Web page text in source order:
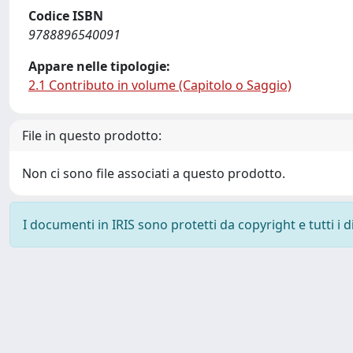
Codice ISBN
9788896540091
Appare nelle tipologie:
2.1 Contributo in volume (Capitolo o Saggio)
File in questo prodotto:
Non ci sono file associati a questo prodotto.
I documenti in IRIS sono protetti da copyright e tutti i